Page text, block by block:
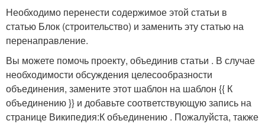
Необходимо перенести содержимое этой статьи в
статью Блок (строительство) и заменить эту статью на
перенаправление.
Вы можете помочь проекту, объединив статьи . В случае
необходимости обсуждения целесообразности
объединения, замените этот шаблон на шаблон {{ К
объединению }} и добавьте соответствующую запись на
странице Википедия:К объединению . Пожалуйста, также